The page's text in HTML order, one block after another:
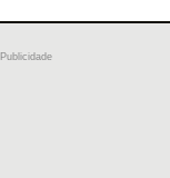
Publicidade